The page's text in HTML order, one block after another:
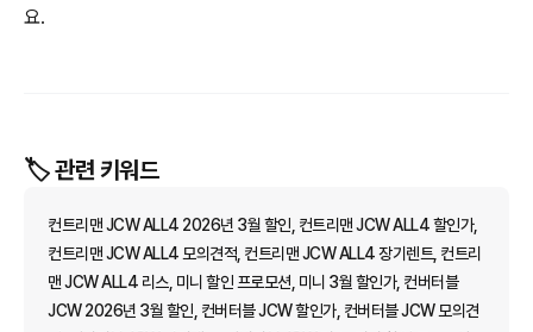
요.
🏷️ 관련 키워드
컨트리맨 JCW ALL4 2026년 3월 할인, 컨트리맨 JCW ALL4 할인가,
컨트리맨 JCW ALL4 모의견적, 컨트리맨 JCW ALL4 장기렌트, 컨트리
맨 JCW ALL4 리스, 미니 할인 프로모션, 미니 3월 할인가, 컨버터블
JCW 2026년 3월 할인, 컨버터블 JCW 할인가, 컨버터블 JCW 모의견